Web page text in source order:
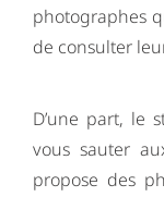
photographes
de consulter
D’une part, le
vous sauter
propose des